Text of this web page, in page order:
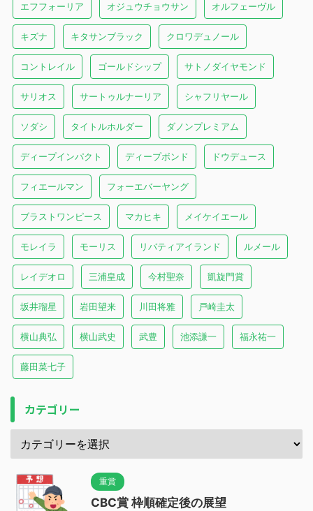
エフフォーリア オジュウチョウサン オルフェーヴル
キズナ キタサンブラック クロワデュノール
コントレイル ゴールドシップ サトノダイヤモンド
サリオス サートゥルナーリア シャフリヤール
ソダシ タイトルホルダー ダノンプレミアム
ディープインパクト ディープボンド ドウデュース
フィエールマン フォーエバーヤング
ブラストワンピース マカヒキ メイケイエール
モレイラ モーリス リバティアイランド ルメール
レイデオロ 三浦皇成 今村聖奈 凱旋門賞
坂井瑠星 岩田望来 川田将雅 戸崎圭太
横山典弘 横山武史 武豊 池添謙一 福永祐一
藤田菜七子
カテゴリー
重賞
CBC賞 枠順確定後の展望